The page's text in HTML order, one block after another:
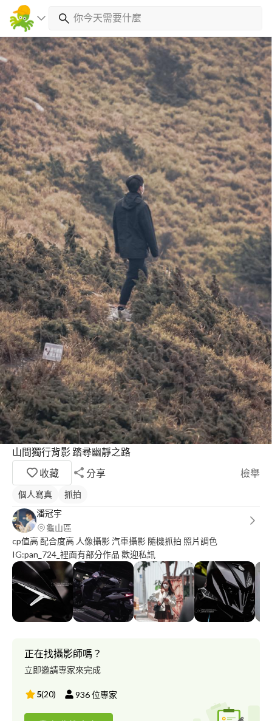
山間獨行背影 踏尋幽靜之路
收藏
分享 檢舉
個人寫真
抓拍
潘冠宇
龜山區
cp值高 配合度高 人像攝影 汽車攝影 隨機抓拍 照片調色
IG:pan_724_裡面有部分作品 歡迎私訊
正在找攝影師嗎？
立即邀請專家來完成
5(20) 936位專家